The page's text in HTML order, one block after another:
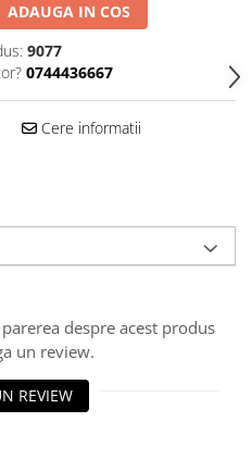
ADAUGA IN COS
9077
0744436667
Cere informatii
despre acest produs
un review.
REVIEW